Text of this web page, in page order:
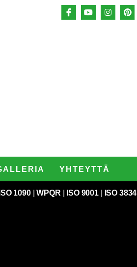
YHTEYTTÄ
ISO 1090|WPQR ISO 9001 ISO 3834